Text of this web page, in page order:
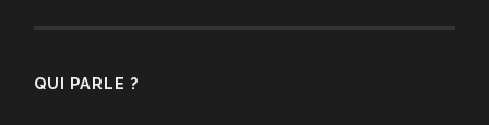
QUI PARLE ?